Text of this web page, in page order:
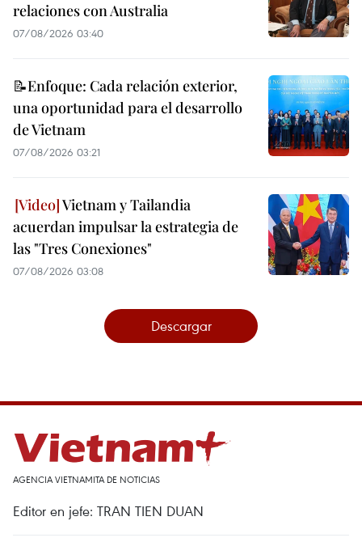
relaciones con Australia
07/08/2026 03:40
📝Enfoque: Cada relación exterior,
una oportunidad para el desarrollo
de Vietnam
07/08/2026 03:21
Vietnam y Tailandia
acuerdan impulsar la estrategia de
las "Tres Conexiones"
07/08/2026 03:08
Descargar
AGENCIA VIETNAMITA DE NOTICIAS
Editor en jefe: TRAN TIEN DUAN